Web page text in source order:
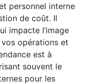
personnel interne
de coût. Il
impacte l’image
opérations et
est à
souvent le
pour les